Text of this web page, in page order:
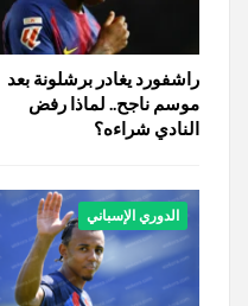
راشفورد يغادر برشلونة بعد
موسم ناجح.. لماذا رفض
النادي شراءه؟
الدوري الإسباني